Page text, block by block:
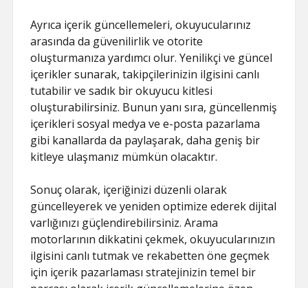
Ayrıca içerik güncellemeleri, okuyucularınız
arasında da güvenilirlik ve otorite
oluşturmanıza yardımcı olur. Yenilikçi ve güncel
içerikler sunarak, takipçilerinizin ilgisini canlı
tutabilir ve sadık bir okuyucu kitlesi
oluşturabilirsiniz. Bunun yanı sıra, güncellenmiş
içerikleri sosyal medya ve e-posta pazarlama
gibi kanallarda da paylaşarak, daha geniş bir
kitleye ulaşmanız mümkün olacaktır.
Sonuç olarak, içeriğinizi düzenli olarak
güncelleyerek ve yeniden optimize ederek dijital
varlığınızı güçlendirebilirsiniz. Arama
motorlarının dikkatini çekmek, okuyucularınızın
ilgisini canlı tutmak ve rekabetten öne geçmek
için içerik pazarlaması stratejinizin temel bir